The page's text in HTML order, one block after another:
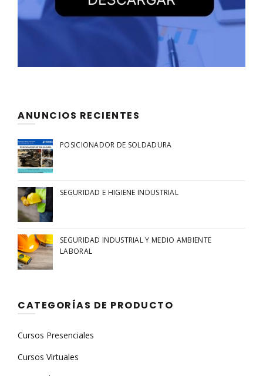
ANUNCIOS RECIENTES
POSICIONADOR DE SOLDADURA
SEGURIDAD E HIGIENE INDUSTRIAL
SEGURIDAD INDUSTRIAL Y MEDIO AMBIENTE
LABORAL
CATEGORÍAS DE PRODUCTO
Cursos Presenciales
Cursos Virtuales